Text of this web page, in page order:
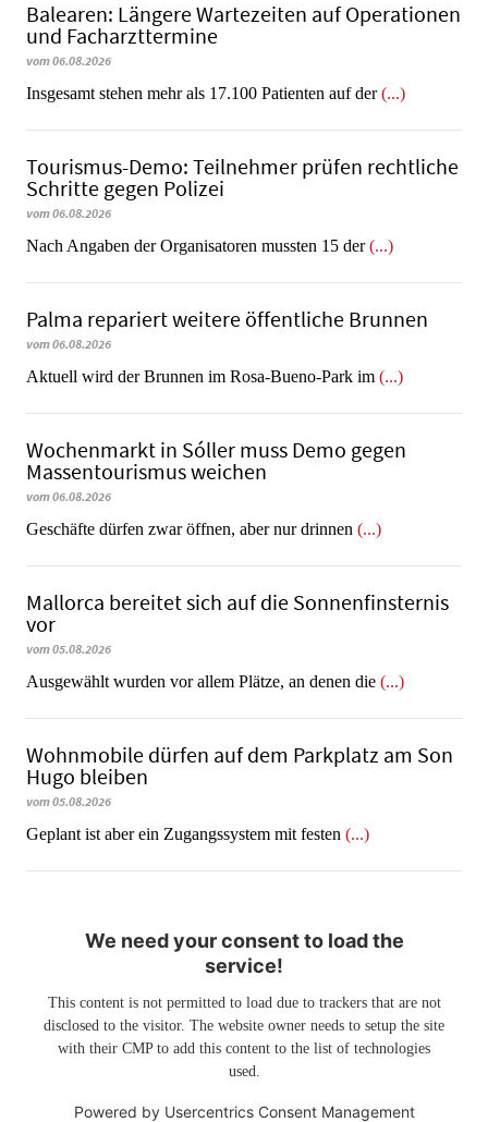
Balearen: Längere Wartezeiten auf Operationen
und Facharzttermine
vom 06.08.2026
Insgesamt stehen mehr als 17.100 Patienten auf der(...)
Tourismus-Demo: Teilnehmer prüfen rechtliche
Schritte gegen Polizei
vom 06.08.2026
Nach Angaben der Organisatoren mussten 15 der(...)
Palma repariert weitere öffentliche Brunnen
vom 06.08.2026
Aktuell wird der Brunnen im Rosa-Bueno-Park im (...)
Wochenmarkt in Sóller muss Demo gegen
Massentourismus weichen
vom 06.08.2026
Geschäfte dürfen zwar öffnen, aber nur drinnen (...)
Mallorca bereitet sich auf die Sonnenfinsternis
vor
vom 05.08.2026
Ausgewählt wurden vor allem Plätze, an denen die (...)
Wohnmobile dürfen auf dem Parkplatz am Son
Hugo bleiben
vom 05.08.2026
Geplant ist aber ein Zugangssystem mit festen (...)
We need your consent to load the
service!
This content is not permitted to load due to trackers that are not
disclosed to the visitor. The website owner needs to setup the site
with their CMP to add this content to the list of technologies
used.
Powered by Usercentrics Consent Management